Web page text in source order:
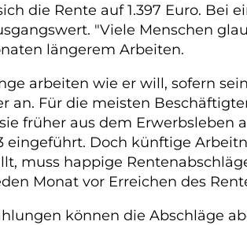
die Rente auf 1.397 Euro. Bei
"Viele Menschen
längerem Arbeiten.
arbeiten wie er will, sofern
an. Für die meisten
früher aus dem Erwerbsleben
eingeführt. Doch künftige
muss happige
Monat vor Erreichen des
können die Abschläge